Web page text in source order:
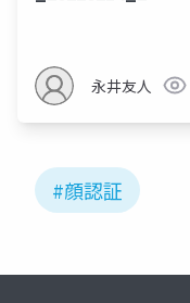
永井友人
#顔認証